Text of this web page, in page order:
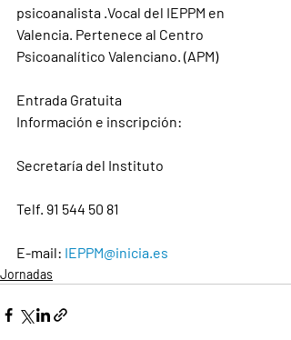
psicoanalista .Vocal del IEPPM en
Valencia. Pertenece al Centro
Psicoanalítico Valenciano. (APM)
Entrada Gratuita
Información e inscripción:
Secretaría del Instituto
Telf. 91 544 50 81
E-mail: IEPPM@inicia.es
Jornadas